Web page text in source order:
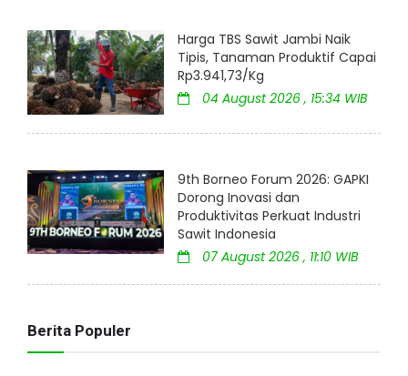
Harga TBS Sawit Jambi Naik
Tipis, Tanaman Produktif Capai
Rp3.941,73/Kg
04 August 2026 , 15:34 WIB
9th Borneo Forum 2026: GAPKI
Dorong Inovasi dan
Produktivitas Perkuat Industri
Sawit Indonesia
07 August 2026 , 11:10 WIB
Berita Populer